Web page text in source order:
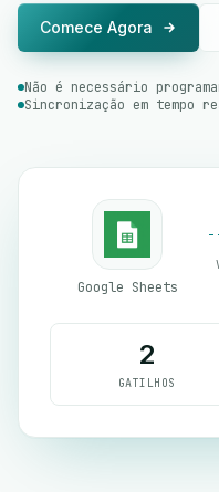
Comece Agora
Não é necessário
Sincronização em tempo
Google Sheets
2
GATILHOS